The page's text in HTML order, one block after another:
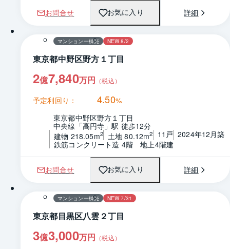
お問合せ お気に入り 詳細
1 / 0 間取り
マンション一棟売 NEW 8/2
東京都中野区野方１丁目
2億7,840万円 （税込）
予定利回り： 4.50%
東京都中野区野方１丁目
中央線「高円寺」駅 徒歩12分
建物 218.05m2 土地 80.12m2 11戸 2024年12月築
鉄筋コンクリート造 4階　地上4階建
お問合せ お気に入り 詳細
マンション一棟売 NEW 7/31
東京都目黒区八雲２丁目
3億3,000万円 （税込）